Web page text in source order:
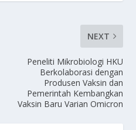
NEXT
Peneliti Mikrobiologi HKU
Berkolaborasi dengan
Produsen Vaksin dan
Pemerintah Kembangkan
Vaksin Baru Varian Omicron